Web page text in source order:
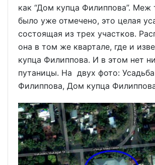
как “Дом купца Филиппова”. Меж
было уже отмечено, это целая
состоящая из трех участков.
она в том же квартале, где и
купца Филиппова. И в этом нет
путаницы. На двух фото:
Филиппова, Дом купца